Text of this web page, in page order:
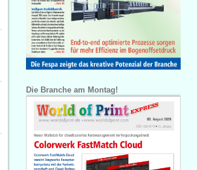
Die Branche am Montag!